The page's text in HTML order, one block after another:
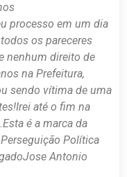
processo em um dia
os pareceres
nenhum direito de
na Prefeitura,
sendo vítima de uma
Irei até o fim na
Esta é a marca da
Política
Jose Antonio